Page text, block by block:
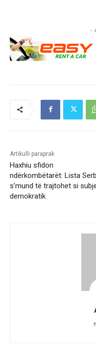
-
Artikulli paraprak
Haxhiu sfidon
ndërkombëtarët: Lista
s’mund të trajtohet si
demokratik